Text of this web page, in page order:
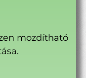
mozdítható